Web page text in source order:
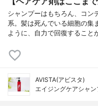
シャンプーはもちろん、コン
系。髪は死んでいる細胞の集
ように、自力で回復すること
AVISTA(アビスタ)
エイジングケアシャン